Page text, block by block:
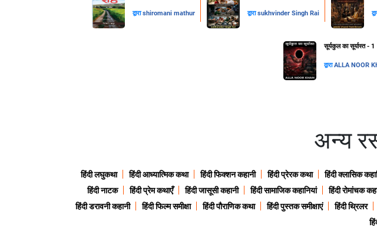
द्वाराshiromani mathur द्वाराsukhvinder Singh Rai
सूर्यकुल का सूर्यास्त - 1
द्वाराALLA NOOR
अन्य
हिंदी लघुकथा हिंदी आध्यात्मिक कथा हिंदी फिक्शन कहानी हिंदी प्रेरक कथा हिंदी क्लासिक
हिंदी नाटक
हिंदी प्रेम कथाएँ हिंदी जासूसी कहानी हिंदी सामाजिक कहानियां हिंदी रोमांचक
हिंदी डरावनी कहानी
हिंदी फिल्म समीक्षा हिंदी पौराणिक कथा हिंदी पुस्तक समीक्षाएं हिंदी थ्रिलर